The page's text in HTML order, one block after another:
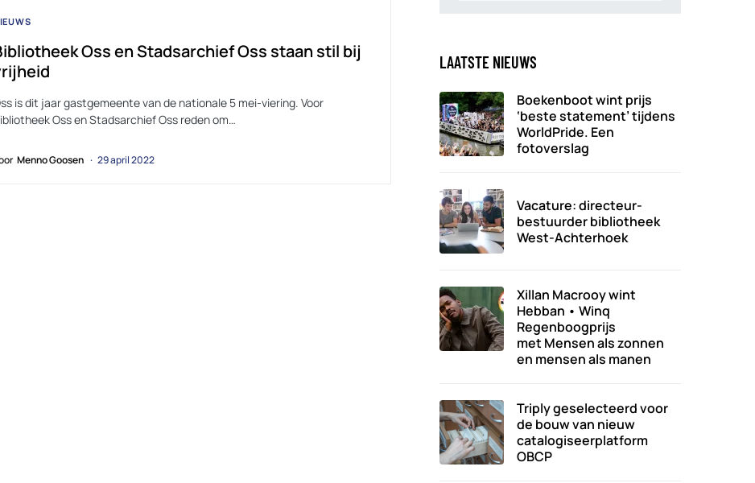
Oss en Stadsarchief Oss staan stil bij
is dit jaar gastgemeente van de nationale 5 mei-viering. Voor
Oss en Stadsarchief Oss reden om…
Menno Goosen 29 april 2022
LAATSTE NIEUWS
Boekenboot wint prijs
‘beste statement’ tijdens
WorldPride. Een
fotoverslag
Vacature: directeur-
bestuurder bibliotheek
West-Achterhoek
Xillan Macrooy wint
Hebban • Winq
Regenboogprijs
met Mensen als zonnen
en mensen als manen
Triply geselecteerd voor
de bouw van nieuw
catalogiseerplatform
OBCP